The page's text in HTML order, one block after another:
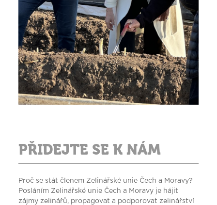
PŘIDEJTE SE K NÁM
Proč se stát členem Zelinářské unie Čech a Moravy?
Posláním Zelinářské unie Čech a Moravy je hájit
zájmy zelinářů, propagovat a podporovat zelinářství